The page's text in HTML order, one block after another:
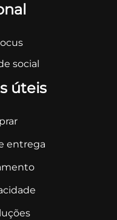
social
úteis
entrega